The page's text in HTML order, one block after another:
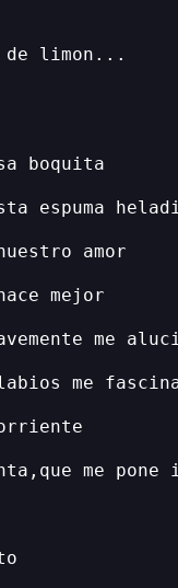
de limon...
boquita
espuma
amor
mejor
me
me
me pone